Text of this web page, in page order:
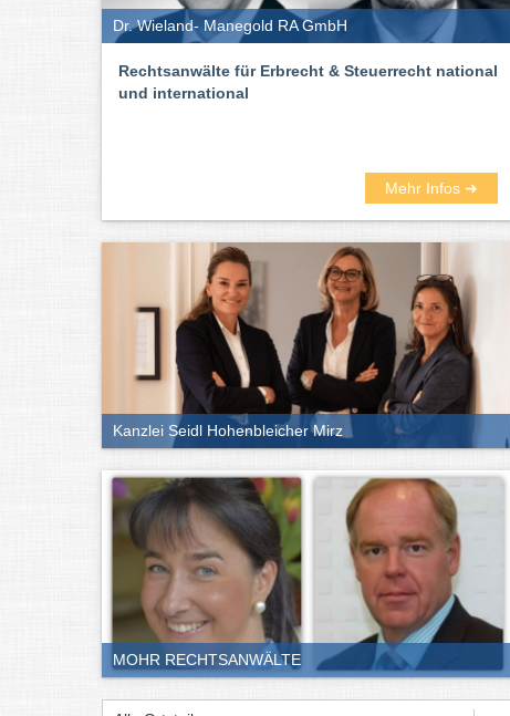
Dr. Wieland- Manegold RA GmbH
Rechtsanwälte für Erbrecht & Steuerrecht national
und international
Mehr Infos ➜
Kanzlei Seidl Hohenbleicher Mirz
MOHR RECHTSANWÄLTE